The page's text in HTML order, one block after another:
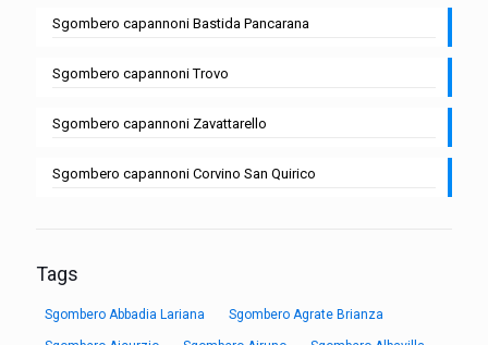
Sgombero capannoni Bastida Pancarana
Sgombero capannoni Trovo
Sgombero capannoni Zavattarello
Sgombero capannoni Corvino San Quirico
Tags
Sgombero Abbadia Lariana Sgombero Agrate Brianza